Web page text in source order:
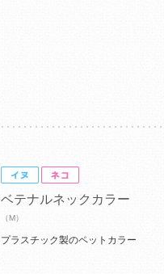
ベテナルネックカラー
（M）
プラスチック製のペットカラー